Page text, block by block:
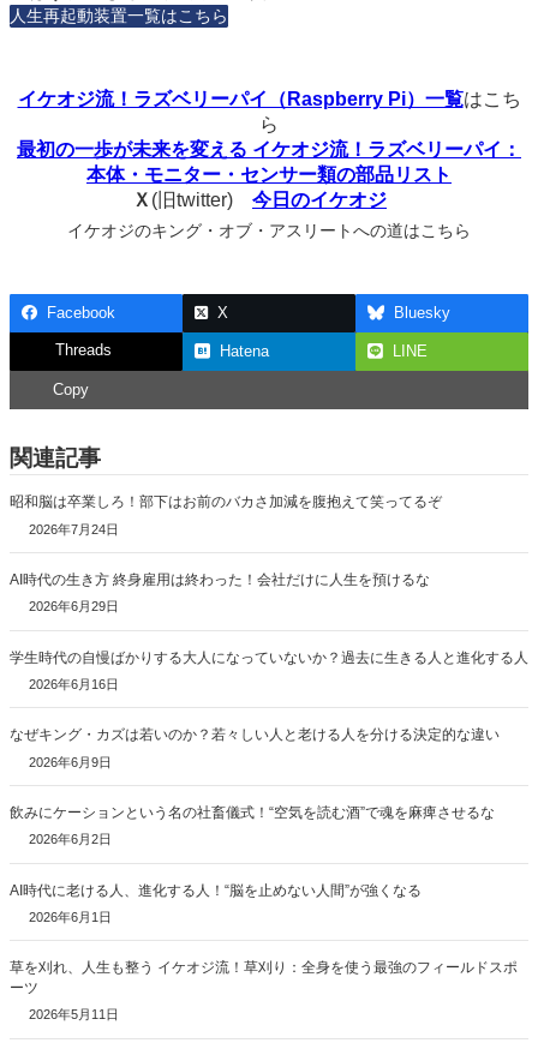
人生再起動装置一覧はこちら
イケオジ流！ラズベリーパイ（Raspberry Pi）一覧はこち
ら
最初の一歩が未来を変える イケオジ流！ラズベリーパイ：
本体・モニター・センサー類の部品リスト
Ｘ (旧twitter) 今日のイケオジ
イケオジのキング・オブ・アスリートへの道はこちら
Facebook X Bluesky
Threads Hatena LINE
Copy
関連記事
昭和脳は卒業しろ！部下はお前のバカさ加減を腹抱えて笑ってるぞ
2026年7月24日
AI時代の生き方 終身雇用は終わった！会社だけに人生を預けるな
2026年6月29日
学生時代の自慢ばかりする大人になっていないか？過去に生きる人と進化する人
2026年6月16日
なぜキング・カズは若いのか？若々しい人と老ける人を分ける決定的な違い
2026年6月9日
飲みにケーションという名の社畜儀式！“空気を読む酒”で魂を麻痺させるな
2026年6月2日
AI時代に老ける人、進化する人！“脳を止めない人間”が強くなる
2026年6月1日
草を刈れ、人生も整う イケオジ流！草刈り：全身を使う最強のフィールドスポ
ーツ
2026年5月11日